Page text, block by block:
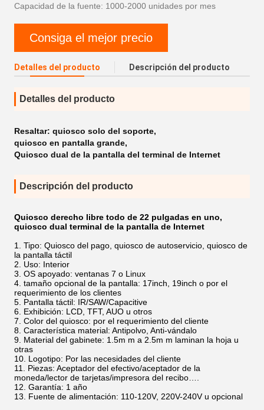
Capacidad de la fuente: 1000-2000 unidades por mes
Consiga el mejor precio
Detalles del producto Descripción del producto
Detalles del producto
Resaltar: quiosco solo del soporte,
quiosco en pantalla grande,
Quiosco dual de la pantalla del terminal de Internet
Descripción del producto
Quiosco derecho libre todo de 22 pulgadas en uno,
quiosco dual terminal de la pantalla de Internet
Tipo: Quiosco del pago, quiosco de autoservicio, quiosco de
la pantalla táctil
Uso: Interior
OS apoyado: ventanas 7 o Linux
tamaño opcional de la pantalla: 17inch, 19inch o por el
requerimiento de los clientes
Pantalla táctil: IR/SAW/Capacitive
Exhibición: LCD, TFT, AUO u otros
Color del quiosco: por el requerimiento del cliente
Característica material: Antipolvo, Anti-vándalo
Material del gabinete: 1.5m m a 2.5m m laminan la hoja u
otras
Logotipo: Por las necesidades del cliente
Piezas: Aceptador del efectivo/aceptador de la
moneda/lector de tarjetas/impresora del recibo….
Garantía: 1 año
Fuente de alimentación: 110-120V, 220V-240V u opcional